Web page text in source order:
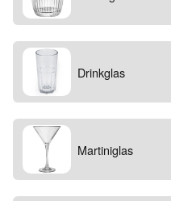
Drinkglas
Martiniglas